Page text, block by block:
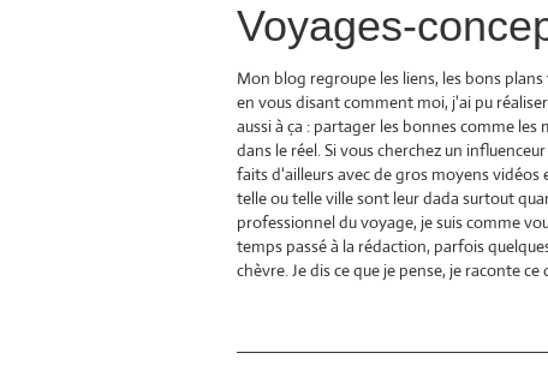
Voyages-
Mon blog regroupe les liens, les bons
en vous disant comment moi, j'ai pu
aussi à ça : partager les bonnes comme
dans le réel. Si vous cherchez un
faits d'ailleurs avec de gros moyens vidéos
telle ou telle ville sont leur dada surtout
professionnel du voyage, je suis comme
temps passé à la rédaction, parfois
chèvre. Je dis ce que je pense, je raconte